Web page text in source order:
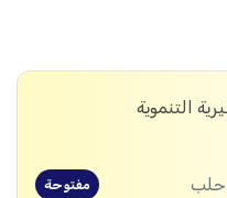
التنموية
حلب مفتوحة